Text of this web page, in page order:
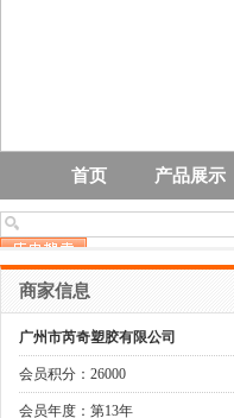
首页 产品展示
商家信息
广州市芮奇塑胶有限公司
会员积分：26000
会员年度：第13年